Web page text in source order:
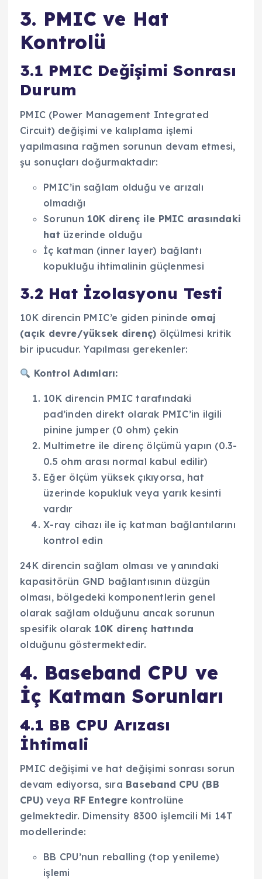
3. PMIC ve Hat
Kontrolü
3.1 PMIC Değişimi Sonrası
Durum
PMIC (Power Management Integrated
Circuit) değişimi ve kalıplama işlemi
yapılmasına rağmen sorunun devam etmesi,
şu sonuçları doğurmaktadır:
PMIC’in sağlam olduğu ve arızalı
olmadığı
Sorunun 10K direnç ile PMIC arasındaki
hat üzerinde olduğu
İç katman (inner layer) bağlantı
kopukluğu ihtimalinin güçlenmesi
3.2 Hat İzolasyonu Testi
10K direncin PMIC’e giden pininde omaj
(açık devre/yüksek direnç) ölçülmesi kritik
bir ipucudur. Yapılması gerekenler:
Kontrol Adımları:
10K direncin PMIC tarafındaki
pad’inden direkt olarak PMIC’in ilgili
pinine jumper (0 ohm) çekin
Multimetre ile direnç ölçümü yapın (0.3-
0.5 ohm arası normal kabul edilir)
Eğer ölçüm yüksek çıkıyorsa, hat
üzerinde kopukluk veya yarık kesinti
vardır
X-ray cihazı ile iç katman bağlantılarını
kontrol edin
24K direncin sağlam olması ve yanındaki
kapasitörün GND bağlantısının düzgün
olması, bölgedeki komponentlerin genel
olarak sağlam olduğunu ancak sorunun
spesifik olarak 10K direnç hattında
olduğunu göstermektedir.
4. Baseband CPU ve
İç Katman Sorunları
4.1 BB CPU Arızası
İhtimali
PMIC değişimi ve hat değişimi sonrası sorun
devam ediyorsa, sıra Baseband CPU (BB
CPU) veya RF Entegrekontrolüne
gelmektedir. Dimensity 8300 işlemcili Mi 14T
modellerinde:
BB CPU’nun reballing (top yenileme)
işlemi